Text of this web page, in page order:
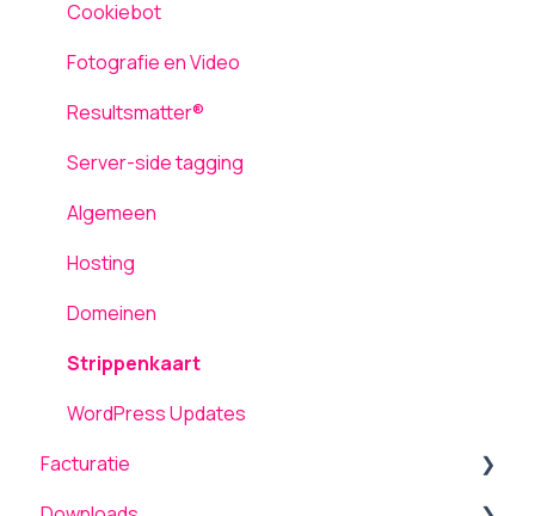
Formulieren
Pagina's
Media
Inloggen
Gebruikers
AVG / GDPR
Computergebruik
Netwerk en Storingen
Laadsnelheid
Cookiebot
Fotografie en Video
Resultsmatter®
Server-side tagging
Algemeen
Hosting
Domeinen
Strippenkaart
WordPress Updates
Facturatie